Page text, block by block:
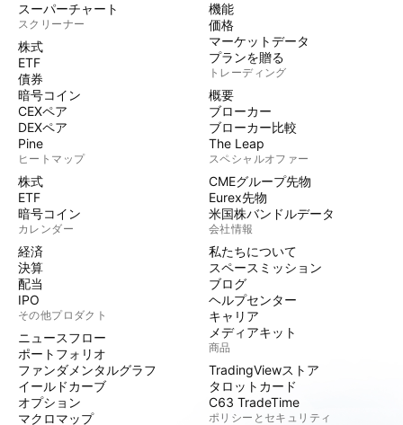
スーパーチャート
スクリーナー
株式
ETF
債券
暗号コイン
CEXペア
DEXペア
Pine
ヒートマップ
株式
ETF
暗号コイン
カレンダー
経済
決算
配当
IPO
その他プロダクト
ニュースフロー
ポートフォリオ
ファンダメンタルグラフ
イールドカーブ
オプション
マクロマップ
機能
価格
マーケットデータ
プランを贈る
トレーディング
概要
ブローカー
ブローカー比較
The Leap
スペシャルオファー
CMEグループ先物
Eurex先物
米国株バンドルデータ
会社情報
私たちについて
スペースミッション
ブログ
ヘルプセンター
キャリア
メディアキット
商品
TradingViewストア
タロットカード
C63 TradeTime
ポリシーとセキュリティ